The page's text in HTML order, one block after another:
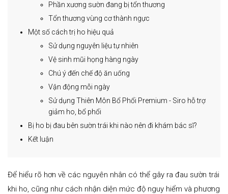
Phần xương sườn đang bị tổn thương
Tổn thương vùng cơ thành ngực
Một số cách trị ho hiệu quả
Sử dụng nguyên liệu tự nhiên
Vệ sinh mũi họng hàng ngày
Chú ý đến chế độ ăn uống
Vận động mỗi ngày
Sử dụng Thiên Môn Bổ Phổi Premium - Siro hỗ trợ
giảm ho, bổ phổi
Bị ho bị đau bên sườn trái khi nào nên đi khám bác sĩ?
Kết luận
Để hiểu rõ hơn về các nguyên nhân có thể gây ra đau sườn trái
khi ho, cũng như cách nhận diện mức độ nguy hiểm và phương